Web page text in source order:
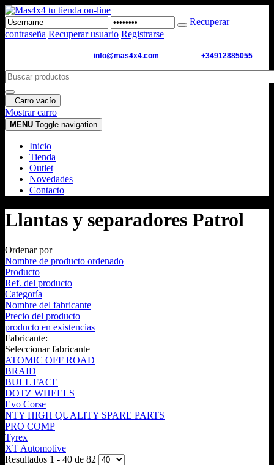
Recuperar
contraseña Recuperar usuario Registrarse
info@mas4x4.com +34912885055
Carro vacío
Mostrar carro
MENU Toggle navigation
Inicio
Tienda
Outlet
Novedades
Contacto
Llantas y separadores Patrol
Ordenar por
Nombre de producto ordenado
Producto
Ref. del producto
Categoría
Nombre del fabricante
Precio del producto
producto en existencias
Fabricante:
Seleccionar fabricante
ATOMIC OFF ROAD
BRAID
BULL FACE
DOTZ WHEELS
Evo Corse
NTY HIGH QUALITY SPARE PARTS
PRO COMP
Tyrex
XT Automotive
Resultados 1 - 40 de 82